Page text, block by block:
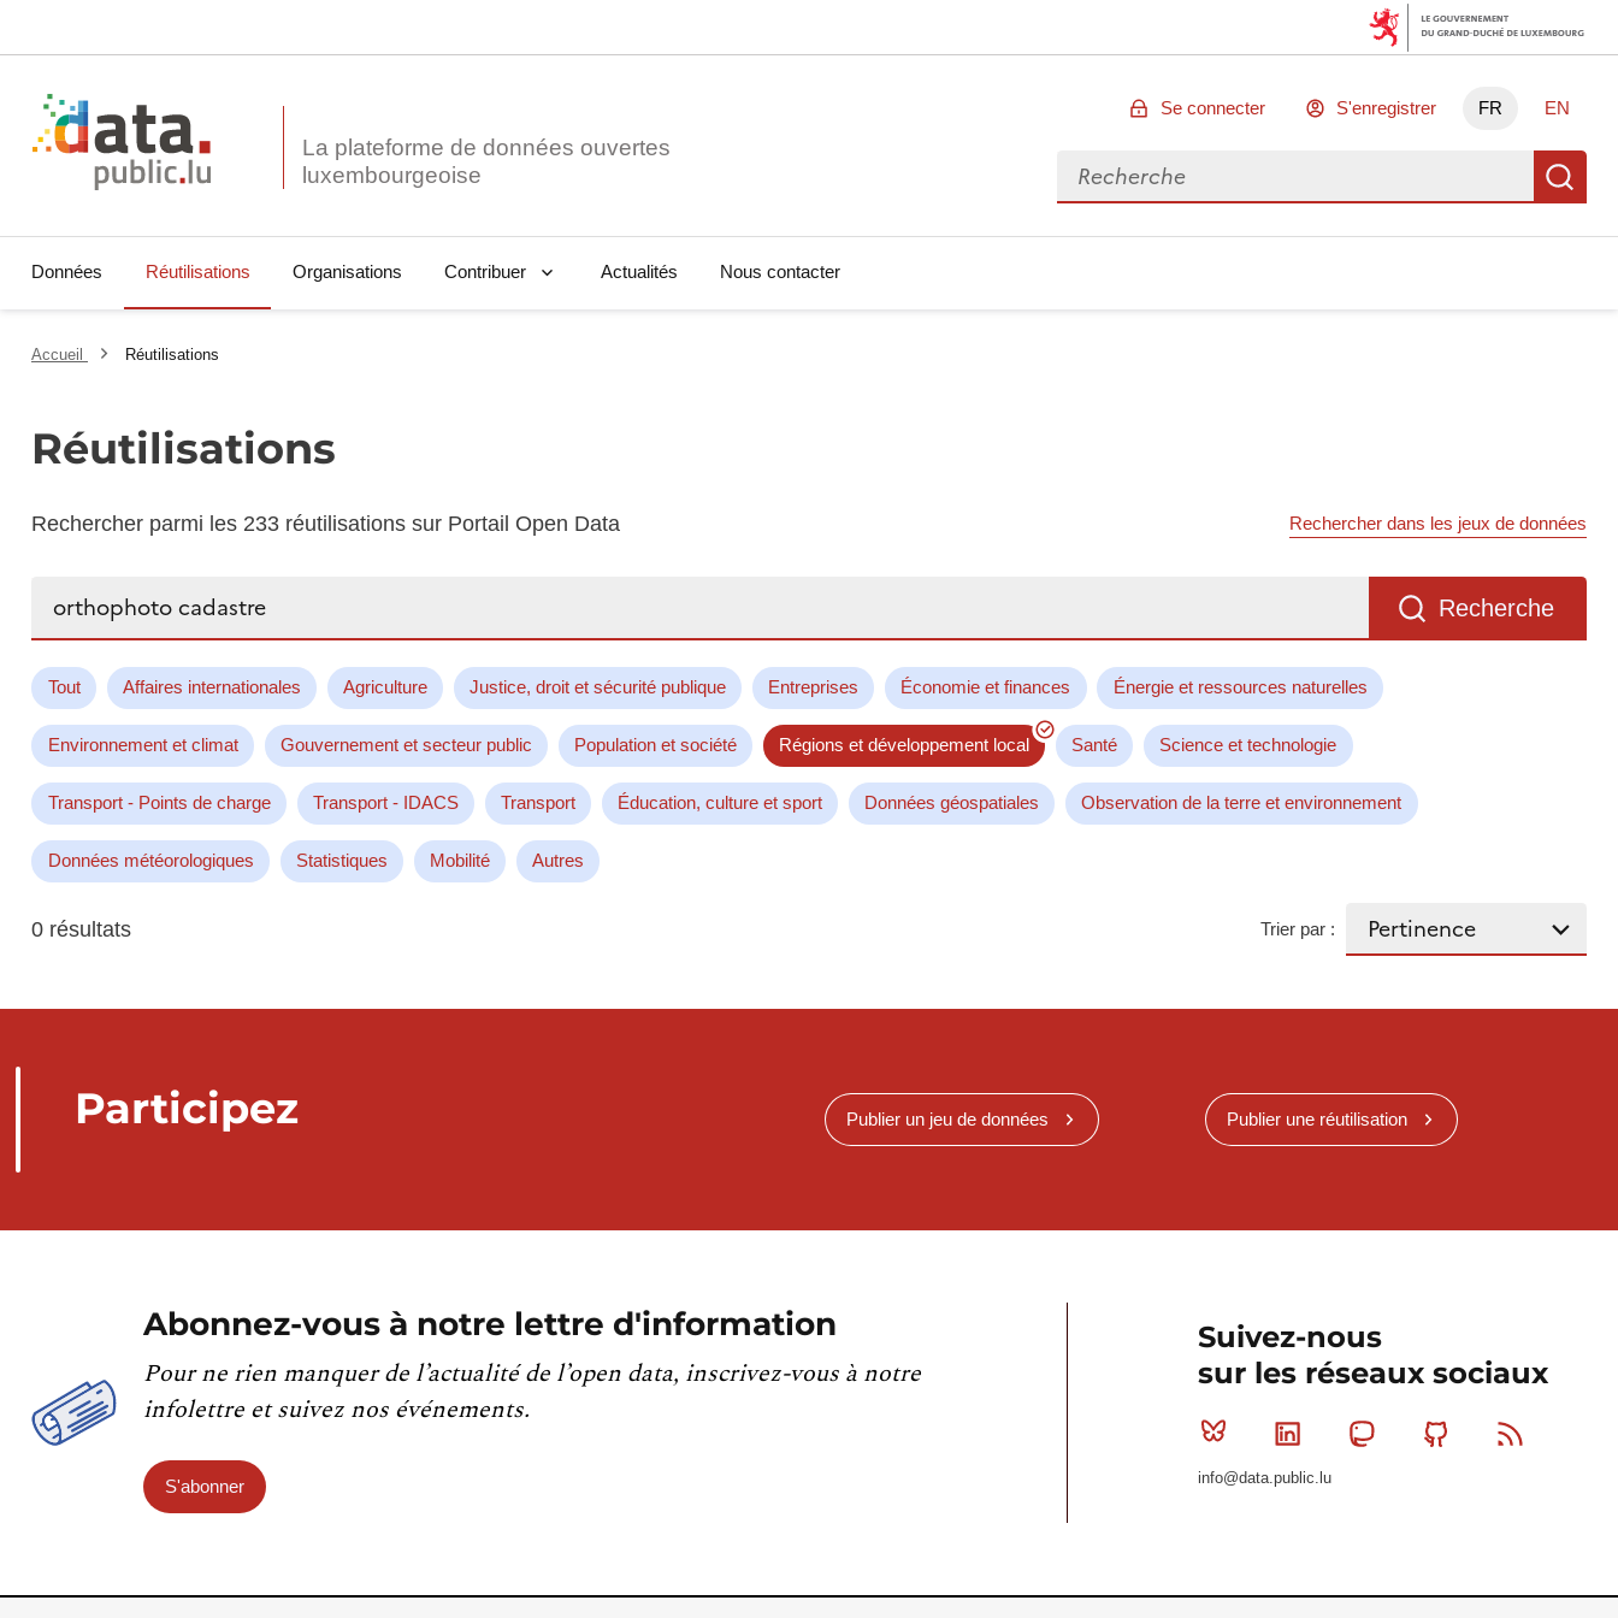
La plateforme de données ouvertes
Se connecter S'enregistrer FR EN
Rechercher des données
Données Réutilisations Organisations Contribuer Actualités Nous contacter
Accueil Réutilisations
Réutilisations
Rechercher parmi les 233 réutilisations sur Portail Open Data Rechercher dans les jeux de données
Recherche
Tout Affaires internationales Agriculture Justice, droit et sécurité publique Entreprises Économie et finances Énergie et ressources naturelles
Environnement et climat Gouvernement et secteur public Population et société Régions et développement local Santé Science et technologie
Transport - Points de charge Transport - IDACS Transport Éducation, culture et sport Données géospatiales Observation de la terre et environnement
Données météorologiques Statistiques Mobilité Autres
0 résultats Trier par :
Participez Publier un jeu de données Publier une réutilisation
Abonnez-vous à notre lettre d'information
Pour ne rien manquer de l’actualité de l’open data, inscrivez-vous à notre
infolettre et suivez nos événements.
S'abonner
Suivez-nous
sur les réseaux sociaux
Bluesky Linkedin MastodonGithub
info@data.public.lu